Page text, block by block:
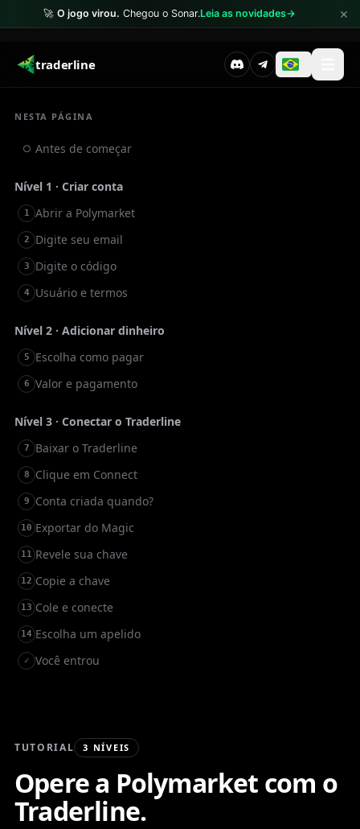
🚀 O jogo virou. Chegou o Sonar.Leia as novidades→ ×
traderline
NESTA PÁGINA
○ Antes de começar
Nível 1 · Criar conta
1 Abrir a Polymarket
2 Digite seu email
3 Digite o código
4 Usuário e termos
Nível 2 · Adicionar dinheiro
5 Escolha como pagar
6 Valor e pagamento
Nível 3 · Conectar o Traderline
7 Baixar o Traderline
8 Clique em Connect
9 Conta criada quando?
10 Exportar do Magic
11 Revele sua chave
12 Copie a chave
13 Cole e conecte
14 Escolha um apelido
✓ Você entrou
TUTORIAL 3 NÍVEIS
Opere a Polymarket com o
Traderline.